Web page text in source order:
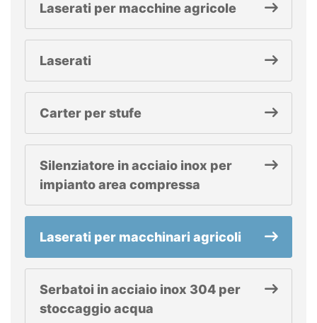
Laserati per macchine agricole
Laserati
Carter per stufe
Silenziatore in acciaio inox per
impianto area compressa
Laserati per macchinari agricoli
Serbatoi in acciaio inox 304 per
stoccaggio acqua